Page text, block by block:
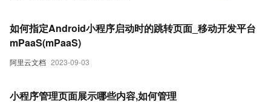
阿里云文档 2023-09-03
如何指定Android小程序启动时的跳转页面_移动开发平台
mPaaS(mPaaS)
小程序管理页面展示哪些内容,如何管理